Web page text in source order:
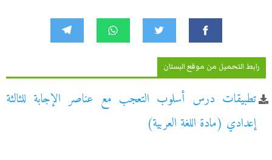
رابط التحميل من موقع البستان
تطبيقات درس أسلوب التعجب مع عناصر الإجابة للثالثة
إعدادي (مادة اللغة العربية)